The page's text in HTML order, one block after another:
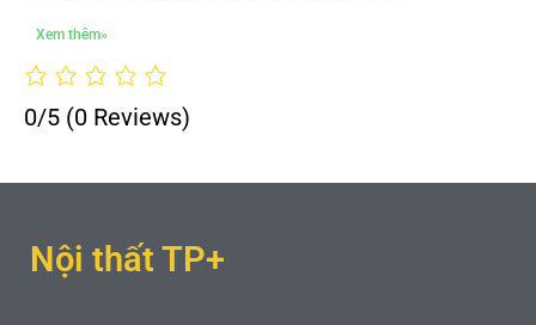
Xem thêm»
0/5 (0 Reviews)
Nội thất TP+